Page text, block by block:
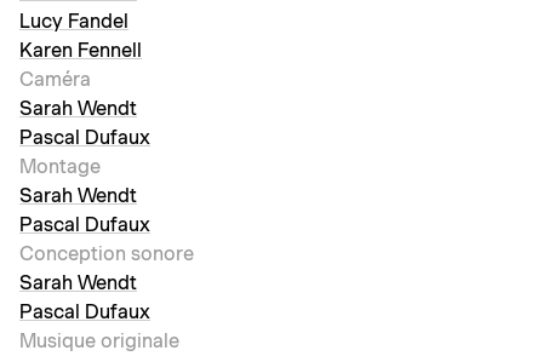
Lucy Fandel
Karen Fennell
Caméra
Sarah Wendt
Pascal Dufaux
Montage
Sarah Wendt
Pascal Dufaux
Conception sonore
Sarah Wendt
Pascal Dufaux
Musique originale